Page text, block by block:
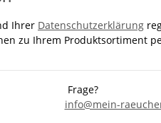
Ihrer Datenschutzerklärung
zu Ihrem Produktsortiment
Frage?
info@mein-